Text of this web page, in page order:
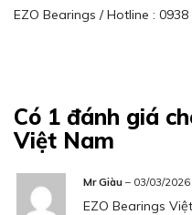
EZO Bearings / Hotline : 0938
Có 1 đánh giá
Việt Nam
Mr Giàu – 03/03/2026
EZO Bearings